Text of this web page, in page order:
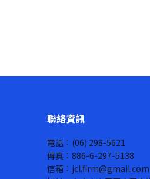
聯絡資訊
電話：(06) 298-5621
傳真：886-6-297-5138
信箱：jcl.firm@gmail.com